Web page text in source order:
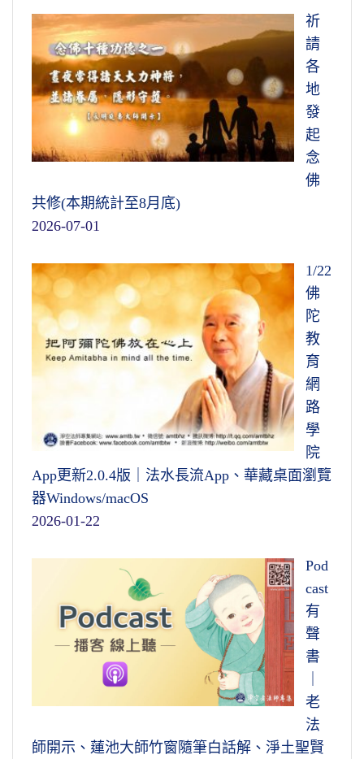
祈
請
各
地
發
起
念
佛
共修(本期統計至8月底)
2026-07-01
1/22
佛
陀
教
育
網
路
學
院
App更新2.0.4版｜法水長流App、華藏桌面瀏覽
器Windows/macOS
2026-01-22
Pod
cast
有
聲
書
老
法
師開示、蓮池大師竹窗隨筆白話解、淨土聖賢